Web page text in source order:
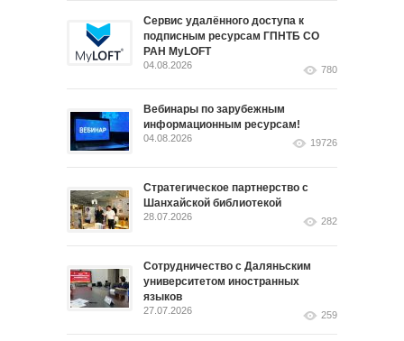
Сервис удалённого доступа к
подписным ресурсам ГПНТБ СО
РАН MyLOFT
04.08.2026 780
Вебинары по зарубежным
информационным ресурсам!
04.08.2026 19726
Стратегическое партнерство с
Шанхайской библиотекой
28.07.2026 282
Сотрудничество с Даляньским
университетом иностранных
языков
27.07.2026 259